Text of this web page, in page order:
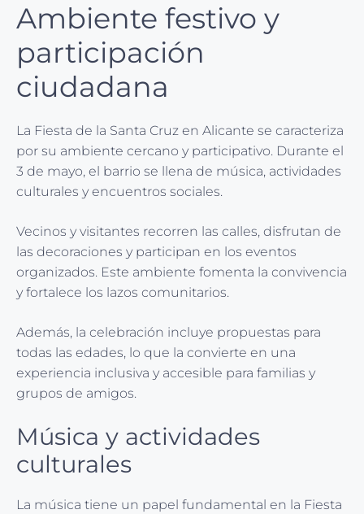
Ambiente festivo y
participación
ciudadana
La Fiesta de la Santa Cruz en Alicante se caracteriza
por su ambiente cercano y participativo. Durante el
3 de mayo, el barrio se llena de música, actividades
culturales y encuentros sociales.
Vecinos y visitantes recorren las calles, disfrutan de
las decoraciones y participan en los eventos
organizados. Este ambiente fomenta la convivencia
y fortalece los lazos comunitarios.
Además, la celebración incluye propuestas para
todas las edades, lo que la convierte en una
experiencia inclusiva y accesible para familias y
grupos de amigos.
Música y actividades
culturales
La música tiene un papel fundamental en la Fiesta